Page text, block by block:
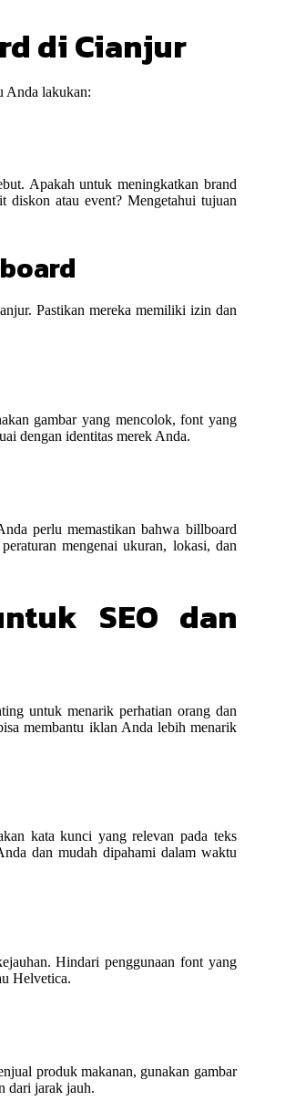
di Cianjur
Anda lakukan:
Apakah untuk meningkatkan brand
diskon atau event? Mengetahui tujuan
Pastikan mereka memiliki izin dan
gambar yang mencolok, font yang
dengan identitas merek Anda.
perlu memastikan bahwa billboard
mengenai ukuran, lokasi, dan
SEO dan
untuk menarik perhatian orang dan
membantu iklan Anda lebih menarik
kata kunci yang relevan pada teks
dan mudah dipahami dalam waktu
Hindari penggunaan font yang
Helvetica.
produk makanan, gunakan gambar
dari jarak jauh.